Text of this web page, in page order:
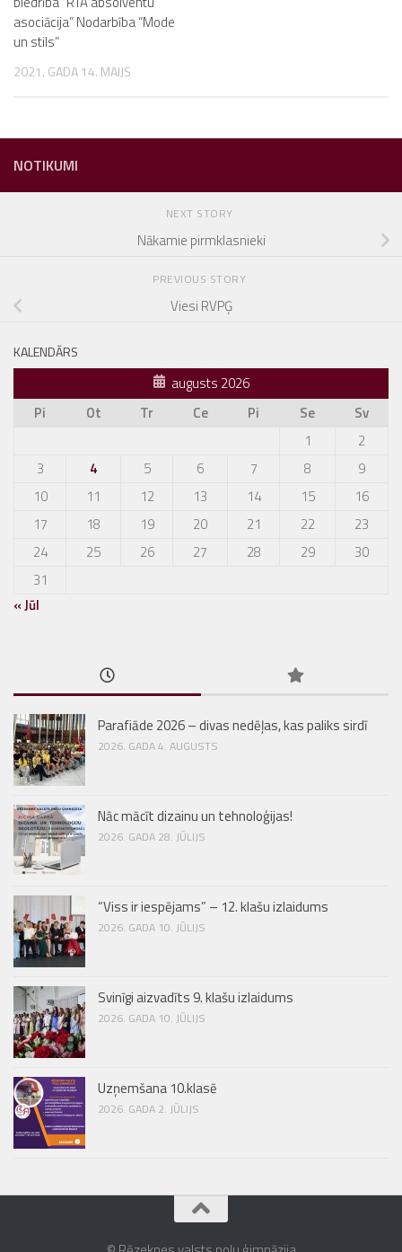
asociācija” Nodarbība “Mode
un stils”
2021. GADA 14. MAIJS
NOTIKUMI
NEXT STORY
Nākamie pirmklasnieki
PREVIOUS STORY
Viesi RVPĢ
KALENDĀRS
augusts 2026
Pi
Ot Tr Ce Pi Se
Sv
1
2
3
4 5 6 7 8
9
10
11 12 13 14 15
16
17
18 19 20 21 22
23
24
25 26 27 28 29
30
31
« Jūl
Parafiāde 2026 – divas nedēļas, kas paliks sirdī
2026. GADA 4. AUGUSTS
Nāc mācīt dizainu un tehnoloģijas!
2026. GADA 28. JŪLIJS
“Viss ir iespējams” – 12. klašu izlaidums
2026. GADA 10. JŪLIJS
Svinīgi aizvadīts 9. klašu izlaidums
2026. GADA 10. JŪLIJS
Uzņemšana 10.klasē
2026. GADA 2. JŪLIJS